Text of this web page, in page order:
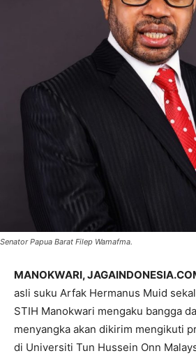
Senator Papua Barat Filep Wamafma.
MANOKWARI,
asli suku Arfak Hermanus Muid
STIH Manokwari mengaku bangga
menyangka akan dikirim mengikuti
di Universiti Tun Hussein Onn